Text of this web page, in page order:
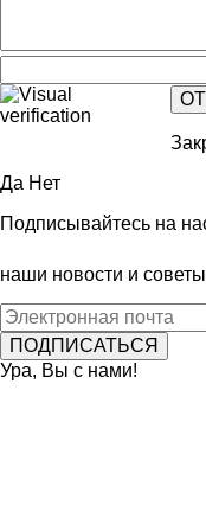
Да Нет
Подписывайтесь на
наши новости и советы
Ура, Вы с нами!